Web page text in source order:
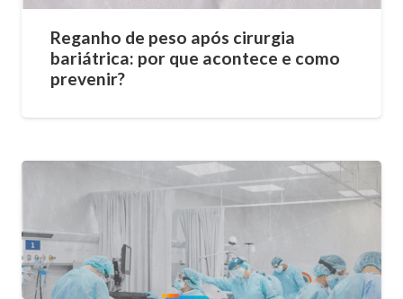
Reganho de peso após cirurgia
bariátrica: por que acontece e como
prevenir?